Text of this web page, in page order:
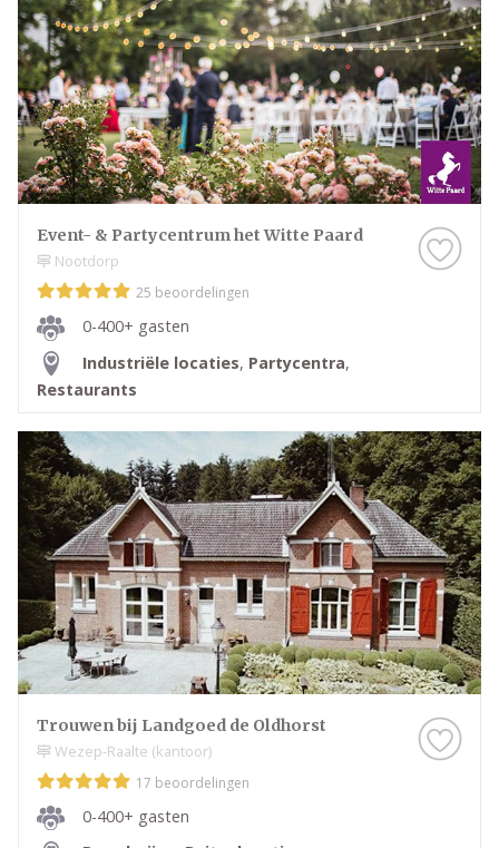
Event- & Partycentrum het Witte Paard
Nootdorp
25 beoordelingen
0-400+ gasten
Industriële locaties, Partycentra,
Restaurants
Trouwen bij Landgoed de Oldhorst
Wezep-Raalte (kantoor)
17 beoordelingen
0-400+ gasten